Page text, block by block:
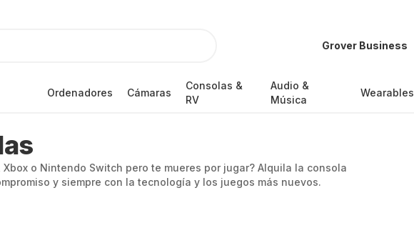
Grover Business
Ordenadores Cámaras
Consolas &
RV
Audio &
Música
Wearables
o Nintendo Switch pero te mueres por jugar? Alquila la consola
y siempre con la tecnología y los juegos más nuevos.